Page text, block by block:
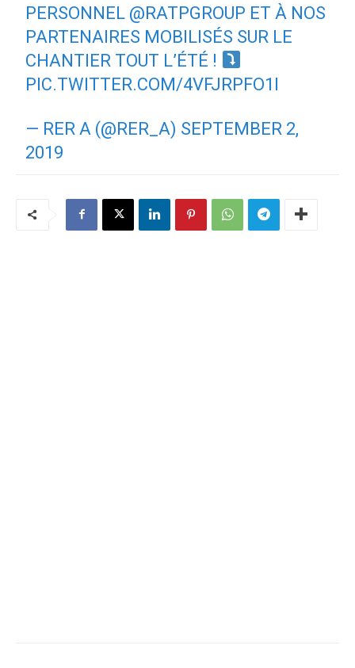
PERSONNEL @RATPGROUP ET À NOS
PARTENAIRES MOBILISÉS SUR LE
CHANTIER TOUT L’ÉTÉ !
PIC.TWITTER.COM/4VFJRPFO1I
— RER A (@RER_A) SEPTEMBER 2,
2019